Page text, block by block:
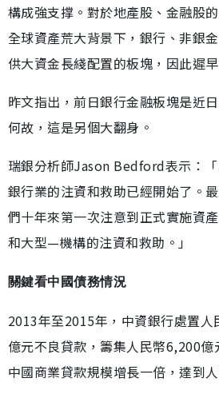
構成強支撑。對於地產股、金融股
全球資產荒大背景下，銀行、非銀
供大資金長綫配置的板塊，因此遲
昨文指出，前日銀行金融板塊是近
何故，這是另個大翻身。
瑞銀分析師Jason Bedford表示：「
銀行業的注資和救助已經開始了。
們十年來第一次注意到正式實施資
和大型—機構的注資和救助。」
關鍵看中國債務情況
2013年至2015年，中資銀行處置
億元不良貸款，籌集人民幣6,200億
中國商業貸款規模增長一倍，達到